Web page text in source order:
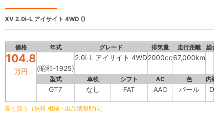
XV 2.0i-L アイサイト 4WD ()
価格 年式 グレード 排気量 走行距離 総
104.8
万円 (昭和-1925)
2.0i-L アイサイト 4WD2000cc67,000km
型式 車検 シフト AC 色 内装
GT7 なし FAT AAC パール D
安く買う（無料 相場・出品情報配信）